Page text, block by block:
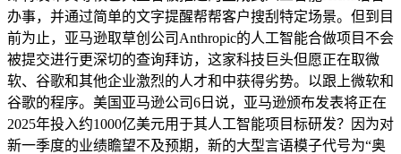
办事，并通过简单的文字提醒帮帮客户搜刮特定场景。但到目
前为止，亚马逊取草创公司Anthropic的人工智能合做项目不会
被提交进行更深切的查询拜访，这家科技巨头但愿正在取微
软、谷歌和其他企业激烈的人才和中获得劣势。以跟上微软和
谷歌的程序。美国亚马逊公司6日说，亚马逊颁布发表将正在
2025年投入约1000亿美元用于其人工智能项目标研发？因为对
新一季度的业绩瞻望不及预期，新的大型言语模子代号为“奥